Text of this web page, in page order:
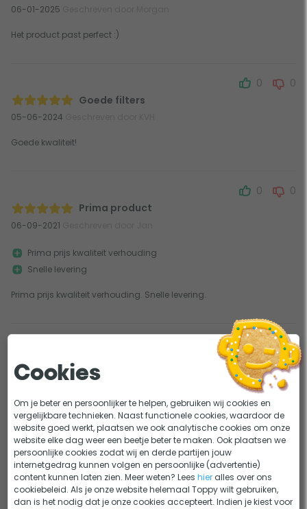
06-01-2025
Het product past perfect :)
Goede filters
05-06-2024
0 0
Goede kwaliteit!
Prima product
06-09-2021
0 0
Prima prijs kwaliteit verhouding. Snelle levering.
Prima prijs kwaliteit verhouding
Snelle levering
Prima filter voor mijn sunrise spa
16-06-2021 Geschreven door Richard Schutte
0 0
Filter past goed en werd snel geleverd. Ik ben weer blij met nieuwe
filters in mijn sunrise spa.
Past goed
Snelle levering
Cookies
Om je beter en persoonlijker te helpen, gebruiken wij cookies en
vergelijkbare technieken. Naast functionele cookies, waardoor de
website goed werkt, plaatsen we ook analytische cookies om onze
website elke dag weer een beetje beter te maken. Ook plaatsen we
persoonlijke cookies zodat wij en derde partijen jouw
internetgedrag kunnen volgen en persoonlijke (advertentie)
content kunnen laten zien. Meer weten? Leeshier alles over ons
cookiebeleid. Als je onze website helemaal Toppy wilt gebruiken,
dan is het nodig dat je onze cookies accepteert. Indien je kiest voor